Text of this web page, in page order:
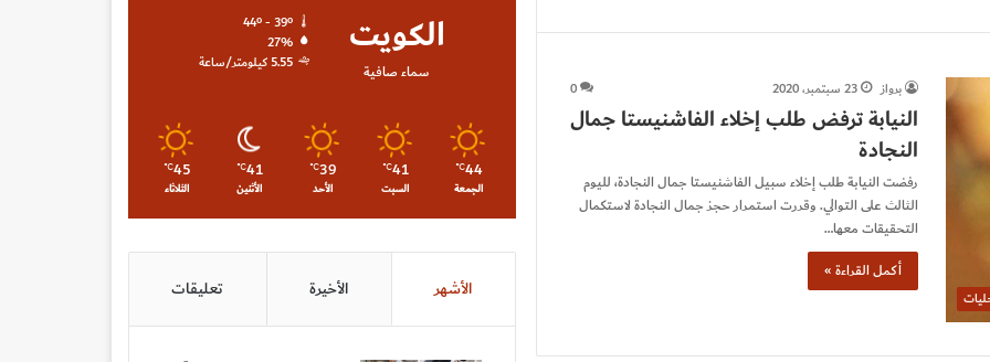
برواز 23 سبتمبر، 2020 0
النيابة ترفض طلب إخلاء الفاشنيستا جمال
النجادة
رفضت النيابة طلب إخلاء سبيل الفاشنيستا جمال النجادة، لليوم
الثالث على التوالي. وقررت استمرار حجز جمال النجادة لاستكمال
التحقيقات معها…
أكمل القراءة »
الكويت
سماء صافية
44º - 39º
27%
5.55 كيلومتر/ساعة
44
℃
الجمعة
41
℃
السبت
39
℃
الأحد
41
℃
الأثنين
45
℃
الثلاثاء
الأشهر الأخيرة تعليقات